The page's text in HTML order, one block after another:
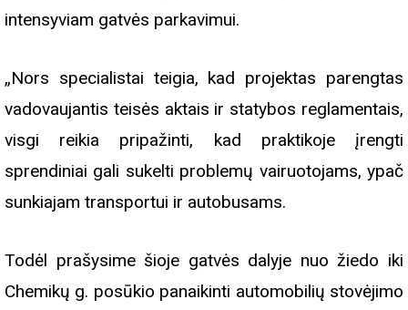
intensyviam gatvės parkavimui.
„Nors specialistai teigia, kad projektas parengtas
vadovaujantis teisės aktais ir statybos reglamentais,
visgi reikia pripažinti, kad praktikoje įrengti
sprendiniai gali sukelti problemų vairuotojams, ypač
sunkiajam transportui ir autobusams.
Todėl prašysime šioje gatvės dalyje nuo žiedo iki
Chemikų g. posūkio panaikinti automobilių stovėjimo